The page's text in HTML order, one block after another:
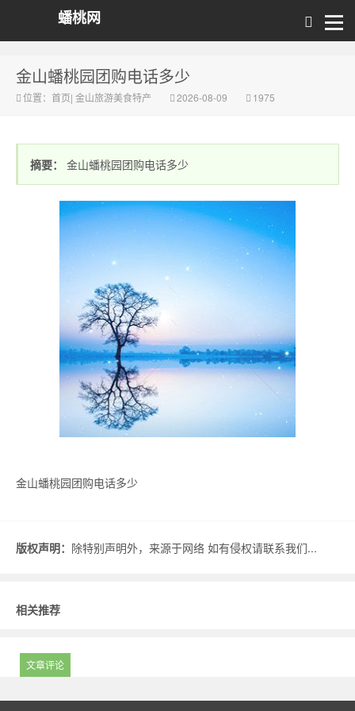
蟠桃网
金山蟠桃园团购电话多少
位置： 首页| 金山旅游美食特产 2026-08-09 1975
摘要： 金山蟠桃园团购电话多少
金山蟠桃园团购电话多少
版权声明： 除特别声明外，来源于网络 如有侵权请联系我们...
相关推荐
文章评论